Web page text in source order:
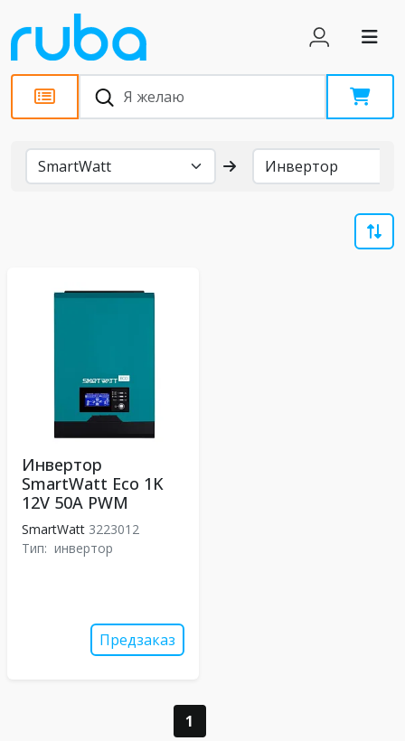
Бренды
Инвертор
SmartWatt Eco 1K
12V 50A PWM
SmartWatt 3223012
Тип: инвертор
Предзаказ
1